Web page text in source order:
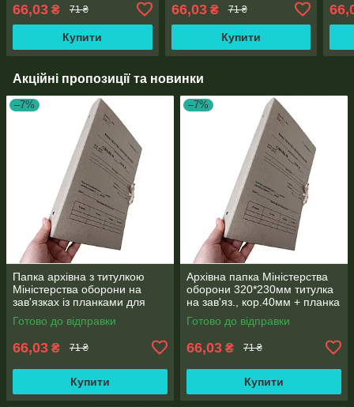
документів
66,03 ₴ 71 ₴
Купити
підшивання документів
66,03₴ 71 ₴
Купити
для
Акційні пропозиції та новинки
–7%
Папка архівна з титулкою
Міністерства оборони на
зав'язках із планками для
підшивання документів А4,
кор.30мм
Готово до відправки
66,03 ₴ 71 ₴
Купити
–7%
Архівна папка Міністерства
оборони 320*230мм титулка
на зав'яз., кор.40мм + планка
для підшивання документів
Готово до відправки
66,03 ₴ 71 ₴
Купити